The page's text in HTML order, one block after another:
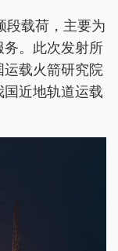
段载荷，主要为
务。此次发射所
载火箭研究院
近地轨道运载